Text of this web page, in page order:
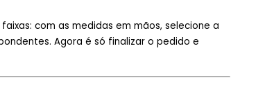
com as medidas em mãos, selecione a
Agora é só finalizar o pedido e